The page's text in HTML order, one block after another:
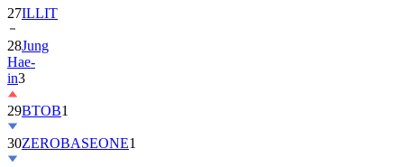
27ILLIT
28Jung
Hae-
in3
29BTOB1
30ZEROBASEONE1